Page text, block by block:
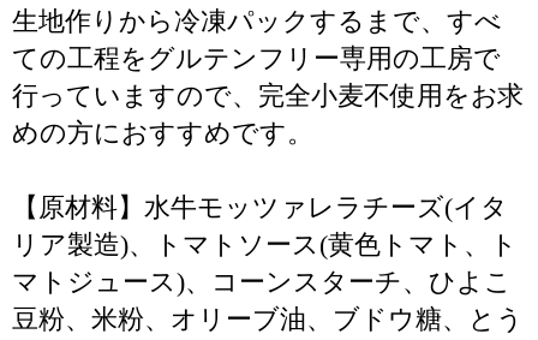
生地作りから冷凍パックするまで、すべ
ての工程をグルテンフリー専用の工房で
行っていますので、完全小麦不使用をお求
めの方におすすめです。
【原材料】水牛モッツァレラチーズ(イタ
リア製造)、トマトソース(黄色トマト、ト
マトジュース)、コーンスターチ、ひよこ
豆粉、米粉、オリーブ油、ブドウ糖、とう